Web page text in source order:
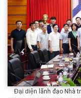
Đại diện lãnh đạo Nhà